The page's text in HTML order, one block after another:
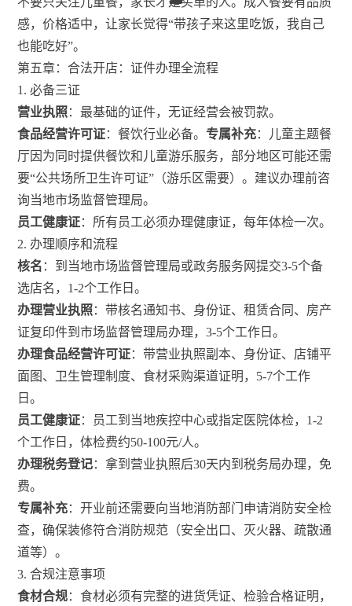
感，价格适中，让家长觉得“带孩子来这里吃饭，我自己
也能吃好”。
第五章：合法开店：证件办理全流程
1. 必备三证
营业执照：最基础的证件，无证经营会被罚款。
食品经营许可证：餐饮行业必备。 专属补充：儿童主题餐
厅因为同时提供餐饮和儿童游乐服务，部分地区可能还需
要“公共场所卫生许可证”（游乐区需要）。建议办理前咨
询当地市场监督管理局。
员工健康证：所有员工必须办理健康证，每年体检一次。
2. 办理顺序和流程
核名 ：到当地市场监督管理局或政务服务网提交3-5个备
选店名，1-2个工作日。
办理营业执照：带核名通知书、身份证、租赁合同、房产
证复印件到市场监督管理局办理，3-5个工作日。
办理食品经营许可证：带营业执照副本、身份证、店铺平
面图、卫生管理制度、食材采购渠道证明，5-7个工作
日。
员工健康证：员工到当地疾控中心或指定医院体检，1-2
个工作日，体检费约50-100元/人。
办理税务登记：拿到营业执照后30天内到税务局办理，免
费。
专属补充：开业前还需要向当地消防部门申请消防安全检
查，确保装修符合消防规范（安全出口、灭火器、疏散通
道等）。
3. 合规注意事项
食材合规：食材必须有完整的进货凭证、检验合格证明，